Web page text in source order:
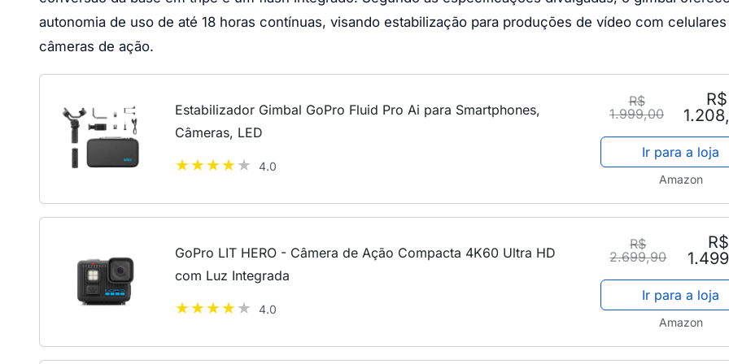
autonomia de uso de até 18 horas contínuas, visando estabilização para produções de vídeo com celulares
câmeras de ação.
Estabilizador Gimbal GoPro Fluid Pro Ai para Smartphones,
Câmeras, LED
4.0
R$
1.999,00
R$
Ir para a loja
Amazon
GoPro LIT HERO - Câmera de Ação Compacta 4K60 Ultra HD
com Luz Integrada
4.0
R$
2.699,90
R$
Ir para a loja
Amazon